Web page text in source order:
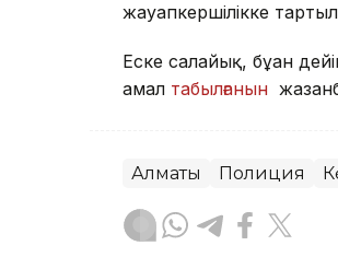
жауапкершілікке
Еске салайық, бұған
амал табылғанын
Алматы Полиция